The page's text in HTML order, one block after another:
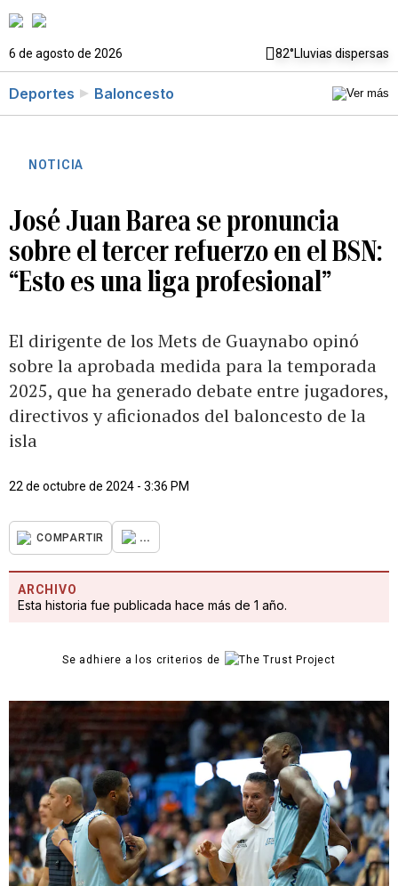
6 de agosto de 2026 82°Lluvias dispersas
Deportes Baloncesto
NOTICIA
José Juan Barea se pronuncia
sobre el tercer refuerzo en el BSN:
“Esto es una liga profesional”
El dirigente de los Mets de Guaynabo opinó
sobre la aprobada medida para la temporada
2025, que ha generado debate entre jugadores,
directivos y aficionados del baloncesto de la
isla
22 de octubre de 2024 - 3:36 PM
COMPARTIR ...
ARCHIVO
Esta historia fue publicada hace más de 1 año.
Se adhiere a los criterios de